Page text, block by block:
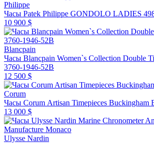
Philippe
Часы Patek Philippe GONDOLO LADIES
10 900 $
Blancpain
Часы Blancpain Women`s Collection Double
3760-1946-52B
12 500 $
Corum
Часы Corum Artisan Timepieces Buckingham
13 000 $
Ulysse Nardin